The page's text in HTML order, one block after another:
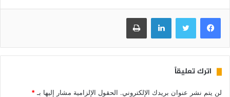
فيسبوك تويتر لينكدإن طباعة
اترك تعليقاً
لن يتم نشر عنوان بريدك الإلكتروني. الحقول الإلزامية مشار إليها بـ *